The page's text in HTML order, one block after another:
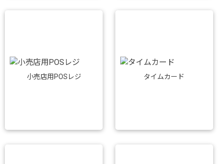
小売店用POSレジ タイムカード